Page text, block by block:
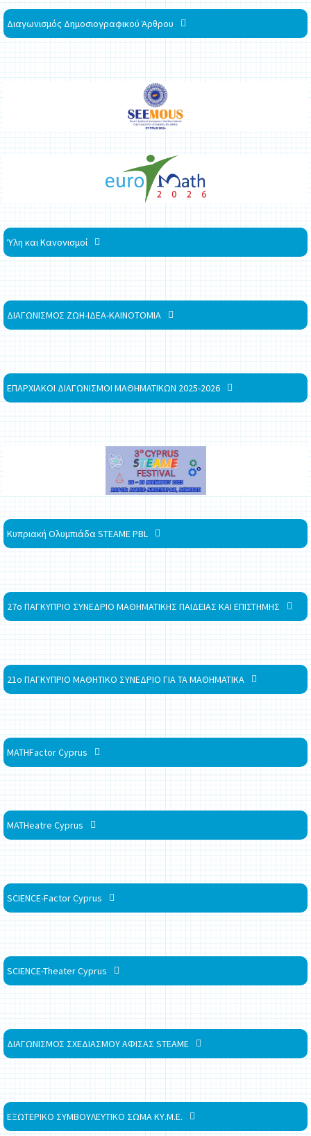
Διαγωνισμός Δημοσιογραφικού Άρθρου
Ύλη και Κανονισμοί
ΔΙΑΓΩΝΙΣΜΟΣ ΖΩΗ-ΙΔΕΑ-ΚΑΙΝΟΤΟΜΙΑ
ΕΠΑΡΧΙΑΚΟΙ ΔΙΑΓΩΝΙΣΜΟΙ ΜΑΘΗΜΑΤΙΚΩΝ 2025-2026
Κυπριακή Ολυμπιάδα STEAME PBL
27ο ΠΑΓΚΥΠΡΙΟ ΣΥΝΕΔΡΙΟ ΜΑΘΗΜΑΤΙΚΗΣ ΠΑΙΔΕΙΑΣ ΚΑΙ ΕΠΙΣΤΗΜΗΣ
21ο ΠΑΓΚΥΠΡΙΟ ΜΑΘΗΤΙΚΟ ΣΥΝΕΔΡΙΟ ΓΙΑ ΤΑ ΜΑΘΗΜΑΤΙΚΑ
MATHFactor Cyprus
MATHeatre Cyprus
SCIENCE-Factor Cyprus
SCIENCE-Theater Cyprus
ΔΙΑΓΩΝΙΣΜΟΣ ΣΧΕΔΙΑΣΜΟΥ ΑΦΙΣΑΣ STEAME
ΕΞΩΤΕΡΙΚΟ ΣΥΜΒΟΥΛΕΥΤΙΚΟ ΣΩΜΑ ΚΥ.Μ.Ε.